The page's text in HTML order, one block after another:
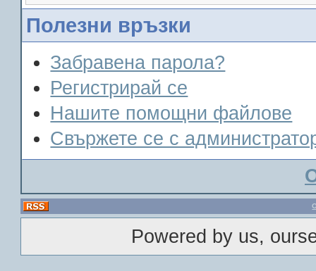
Полезни връзки
Забравена парола?
Регистрирай се
Нашите помощни файлове
Свържете се с
Powered by us,